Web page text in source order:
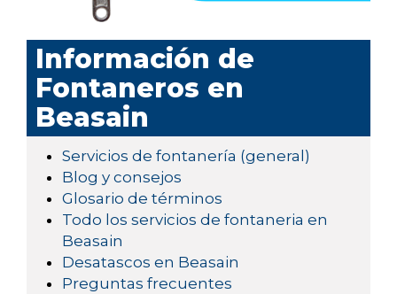
Información de
Fontaneros en
Beasain
Servicios de fontanería (general)
Blog y consejos
Glosario de términos
Todo los servicios de fontaneria en
Beasain
Desatascos en Beasain
Preguntas frecuentes